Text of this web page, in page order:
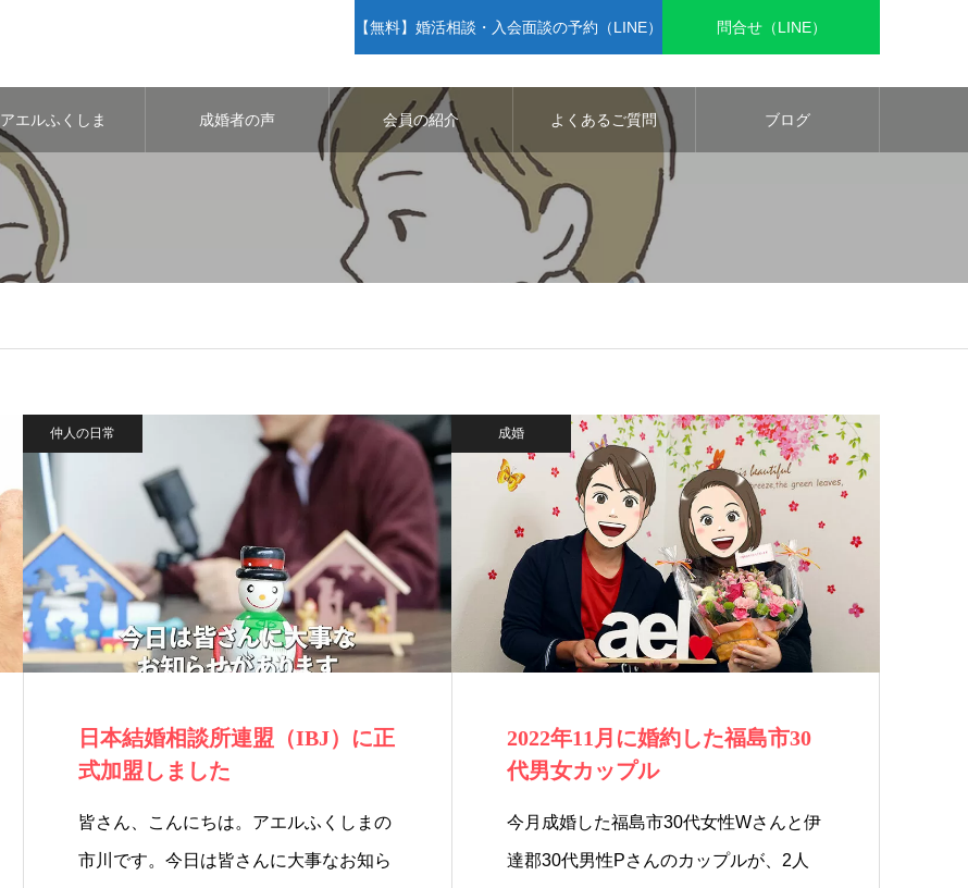
【無料】婚活相談・入会面談の予約（LINE） 問合せ（LINE）
アエルふくしま 成婚者の声 会員の紹介 よくあるご質問 ブログ
仲人の日常
日本結婚相談所連盟（IBJ）に正
式加盟しました
皆さん、こんにちは。アエルふくしまの
市川です。今日は皆さんに大事なお知ら
成婚
2022年11月に婚約した福島市30
代男女カップル
今月成婚した福島市30代女性Wさんと伊
達郡30代男性Pさんのカップルが、2人